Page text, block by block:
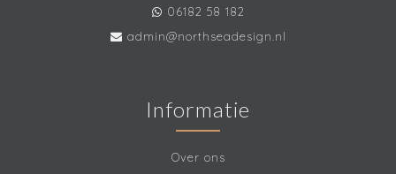
06182 58 182
admin@northseadesign.nl
Informatie
Over ons